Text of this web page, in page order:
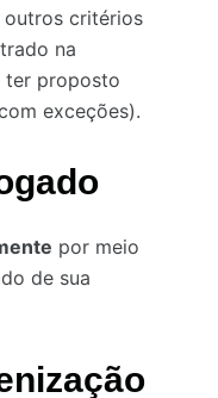
outros critérios
na
ter proposto
exceções).
por meio
de sua